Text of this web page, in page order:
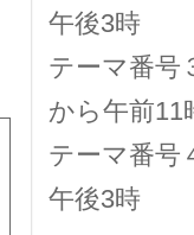
午
テーマ番
から午前11
テーマ番
午後3時